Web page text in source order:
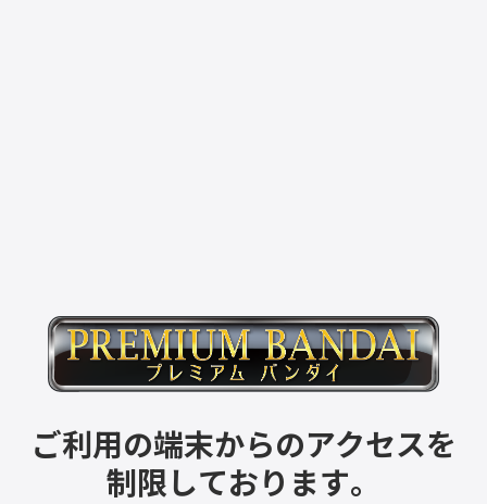
ご利用の端末からのアクセスを
制限しております。